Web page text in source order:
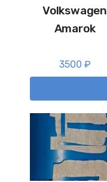
Volkswagen
Amarok
3500 ₽